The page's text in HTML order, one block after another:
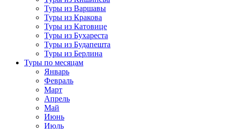
Туры из Варшавы
Туры из Кракова
Туры из Катовице
Туры из Бухареста
Туры из Будапешта
Туры из Берлина
Туры по месяцам
Январь
Февраль
Март
Апрель
Май
Июнь
Июль